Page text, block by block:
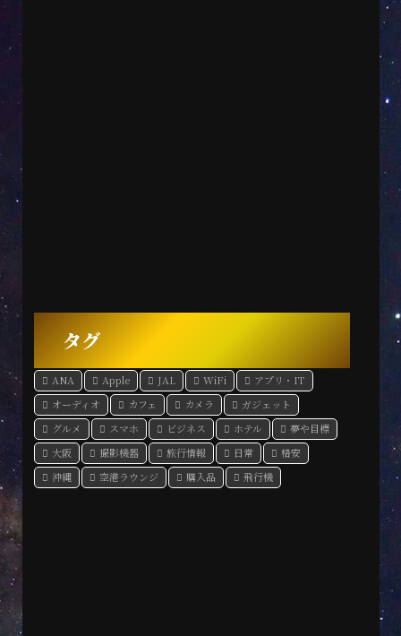
タグ
ANA Apple JAL WiFi
アプリ・IT
オーディオ
カフェ カメラ
ガジェット
グルメ
スマホ ビジネス ホテル
夢や目標
大阪
撮影機器 旅行情報 日常
格安
沖縄
空港ラウンジ 購入品 飛行機